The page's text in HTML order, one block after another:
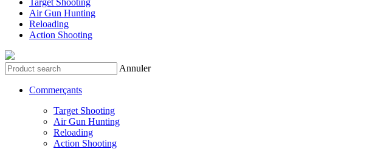
Target Shooting
Air Gun Hunting
Reloading
Action Shooting
Annuler
Commerçants
Target Shooting
Air Gun Hunting
Reloading
Action Shooting